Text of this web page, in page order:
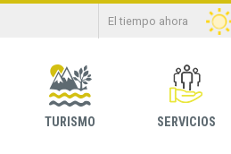
El tiempo ahora
TURISMO SERVICIOS